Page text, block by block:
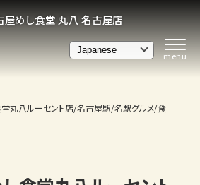
屋めし食堂 丸八 名古屋店
丸八ルーセント店/名古屋駅/名駅グルメ/食